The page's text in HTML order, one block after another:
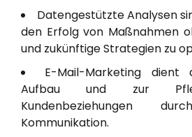
Datengestützte Analysen
den Erfolg von Maßnahmen
und zukünftige Strategien zu
E-Mail-Marketing
Aufbau und zur
Kundenbeziehungen
Kommunikation.